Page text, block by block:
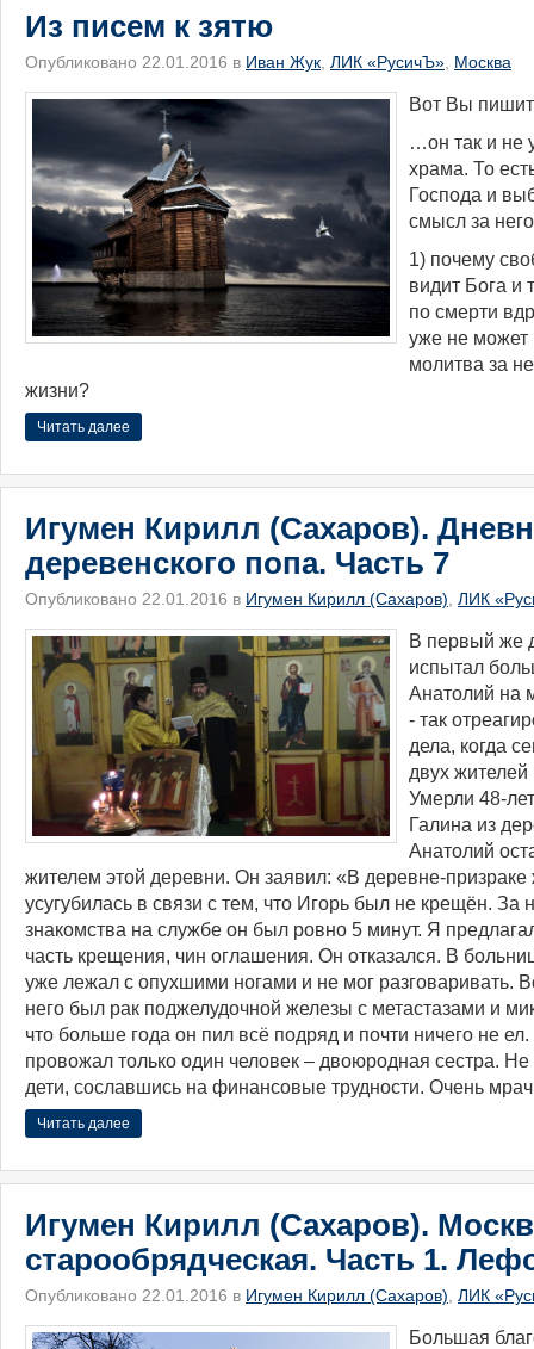
Из писем к зятю
Опубликовано 22.01.2016 в Иван Жук ЛИК «РусичЪ» Москва
Вот Вы
…он так и не
храма. То
Господа и
смысл за
1) почему
видит Бога и
по смерти
уже не может
молитва за
жизни?
Читать далее
Игумен Кирилл (Сахаров).
деревенского попа. Часть 7
Опубликовано 22.01.2016 в Игумен Кирилл (Сахаров) ЛИК
​В первый же
испытал
Анатолий на
- так
дела, когда
двух
Умерли 48-
Галина из
Анатолий
жителем этой деревни. Он заявил: «В деревне-призраке
усугубилась в связи с тем, что Игорь был не крещён. За
знакомства на службе он был ровно 5 минут. Я
часть крещения, чин оглашения. Он отказался. В
уже лежал с опухшими ногами и не мог разговаривать.
него был рак поджелудочной железы с метастазами и
что больше года он пил всё подряд и почти ничего не
провожал только один человек – двоюродная сестра.
дети, сославшись на финансовые трудности. Очень
Читать далее
Игумен Кирилл (Сахаров).
старообрядческая. Часть 1.
Опубликовано 22.01.2016 в Игумен Кирилл (Сахаров) ЛИК
Большая